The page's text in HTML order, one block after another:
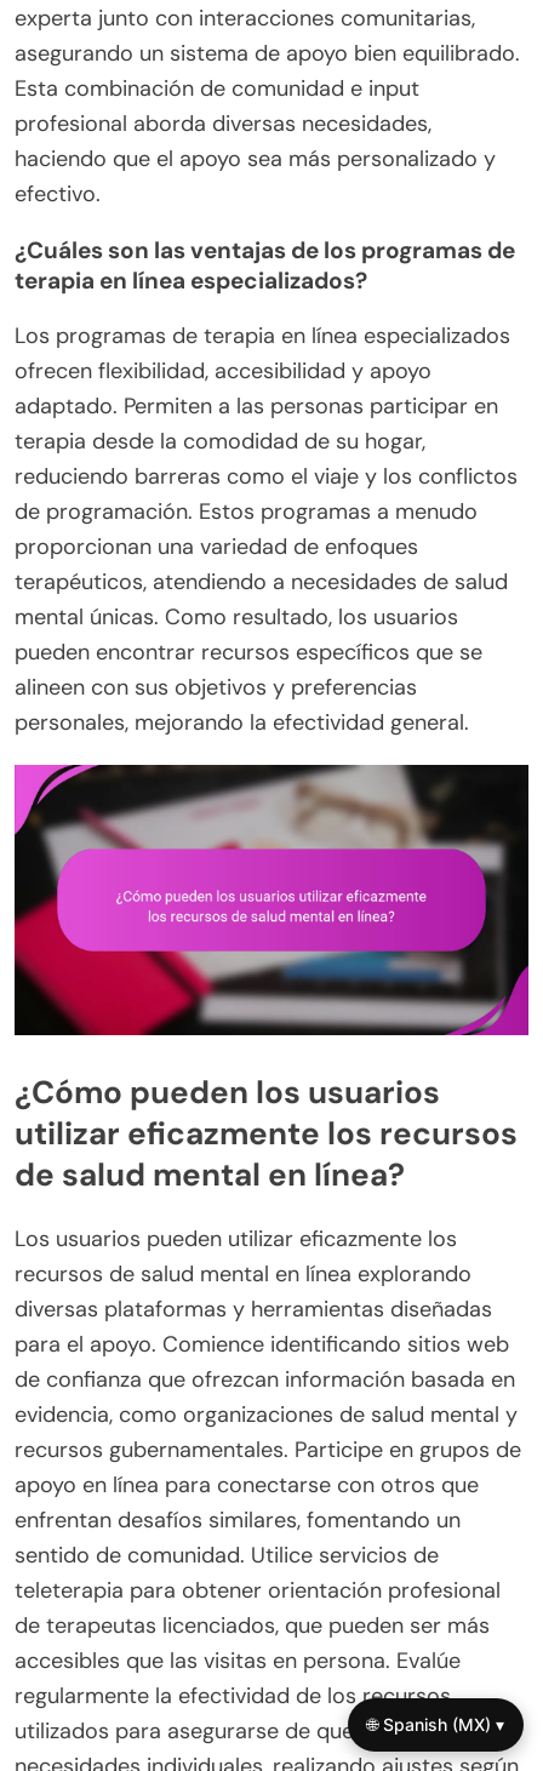
experta junto con interacciones comunitarias,
asegurando un sistema de apoyo bien equilibrado.
Esta combinación de comunidad e input
profesional aborda diversas necesidades,
haciendo que el apoyo sea más personalizado y
efectivo.
¿Cuáles son las ventajas de los programas de
terapia en línea especializados?
Los programas de terapia en línea especializados
ofrecen flexibilidad, accesibilidad y apoyo
adaptado. Permiten a las personas participar en
terapia desde la comodidad de su hogar,
reduciendo barreras como el viaje y los conflictos
de programación. Estos programas a menudo
proporcionan una variedad de enfoques
terapéuticos, atendiendo a necesidades de salud
mental únicas. Como resultado, los usuarios
pueden encontrar recursos específicos que se
alineen con sus objetivos y preferencias
personales, mejorando la efectividad general.
¿Cómo pueden los usuarios
utilizar eficazmente los recursos
de salud mental en línea?
Los usuarios pueden utilizar eficazmente los
recursos de salud mental en línea explorando
diversas plataformas y herramientas diseñadas
para el apoyo. Comience identificando sitios web
de confianza que ofrezcan información basada en
evidencia, como organizaciones de salud mental y
recursos gubernamentales. Participe en grupos de
apoyo en línea para conectarse con otros que
enfrentan desafíos similares, fomentando un
sentido de comunidad. Utilice servicios de
teleterapia para obtener orientación profesional
de terapeutas licenciados, que pueden ser más
accesibles que las visitas en persona. Evalúe
regularmente la efectividad de los recursos
utilizados para asegurarse de que satisfacen las
🌐 Spanish (MX) ▾